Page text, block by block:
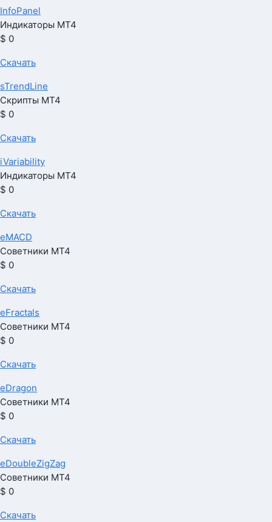
InfoPanel
Индикаторы МТ4
$ 0
Скачать
sTrendLine
Скрипты МТ4
$ 0
Скачать
iVariability
Индикаторы МТ4
$ 0
Скачать
eMACD
Советники МТ4
$ 0
Скачать
eFractals
Советники МТ4
$ 0
Скачать
eDragon
Советники МТ4
$ 0
Скачать
eDoubleZigZag
Советники МТ4
$ 0
Скачать